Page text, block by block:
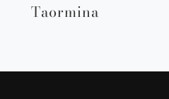
Taormina